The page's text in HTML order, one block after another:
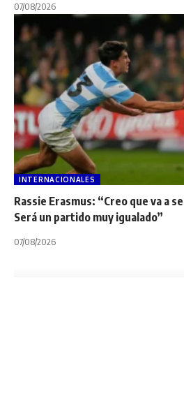
07/08/2026
INTERNACIONALES
Rassie Erasmus: “Creo que va a
Será un partido muy igualado”
07/08/2026